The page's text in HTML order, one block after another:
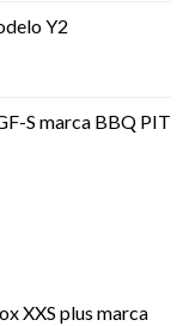
Y2
S marca BBQ PIT
XXS plus marca